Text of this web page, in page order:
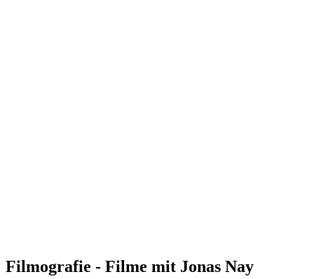
Filmografie - Filme mit Jonas Nay